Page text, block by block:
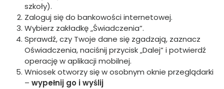
szkoły).
Zaloguj się do bankowości internetowej.
Wybierz zakładkę „Świadczenia”.
Sprawdź, czy Twoje dane się zgadzają, zaznacz
Oświadczenia, naciśnij przycisk „Dalej” i potwierdź
operację w aplikacji mobilnej.
Wniosek otworzy się w osobnym oknie przeglądarki
–wypełnij go i wyślij